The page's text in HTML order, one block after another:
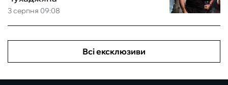
3 серпня 09:08
Всі ексклюзиви